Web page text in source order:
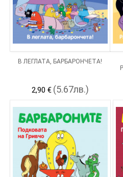
В ЛЕГЛАТА, БАРБАРОНЧЕТА!
2,90 € (5.67лв.)